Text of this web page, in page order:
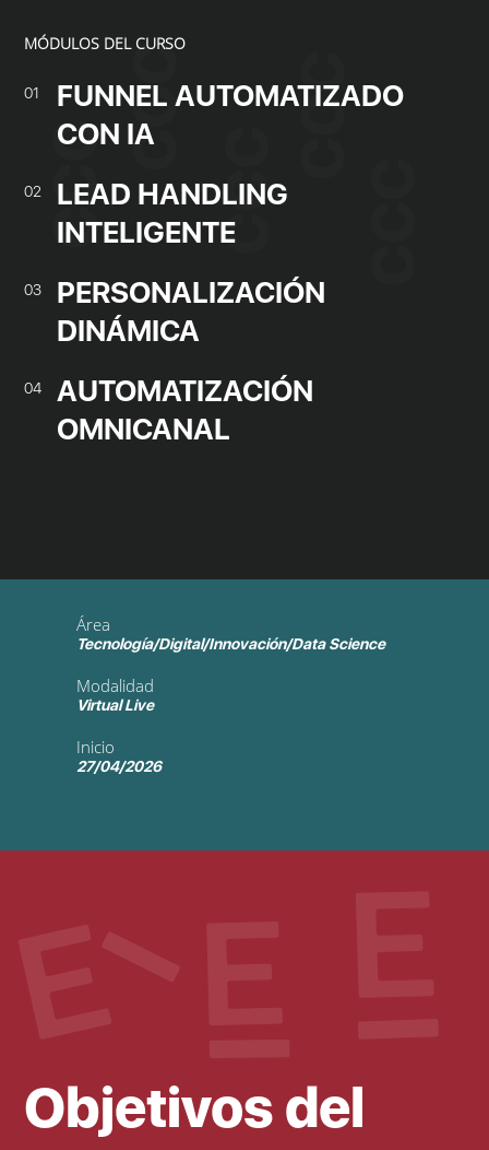
MÓDULOS DEL CURSO
01
FUNNEL AUTOMATIZADO
CON IA
02
LEAD HANDLING
INTELIGENTE
03
PERSONALIZACIÓN
DINÁMICA
04
AUTOMATIZACIÓN
OMNICANAL
Área
Tecnología/Digital/Innovación/Data Science
Modalidad
Virtual Live
Inicio
27/04/2026
Objetivos del